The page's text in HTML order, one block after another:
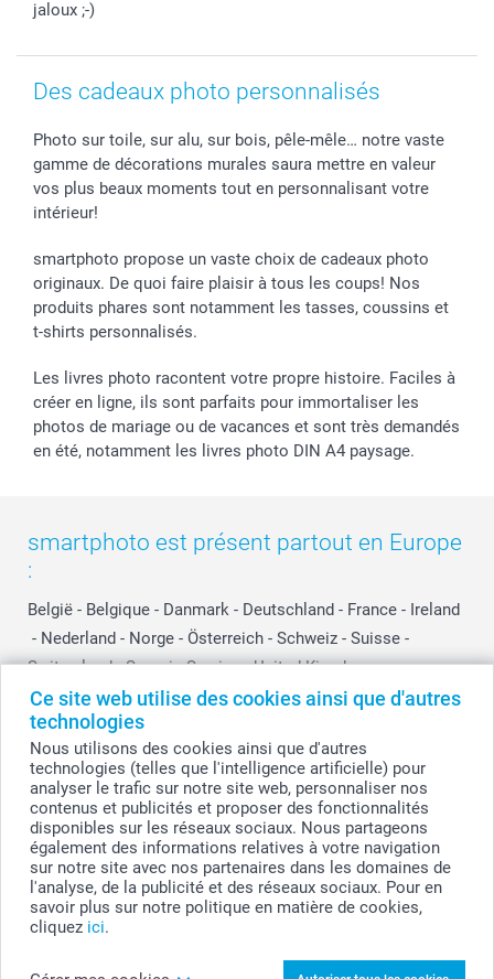
Ce site web utilise des cookies ainsi que d'autres
technologies
Nous utilisons des cookies ainsi que d'autres
technologies (telles que l'intelligence artificielle) pour
analyser le trafic sur notre site web, personnaliser nos
contenus et publicités et proposer des fonctionnalités
disponibles sur les réseaux sociaux. Nous partageons
également des informations relatives à votre navigation
sur notre site avec nos partenaires dans les domaines de
l'analyse, de la publicité et des réseaux sociaux. Pour en
savoir plus sur notre politique en matière de cookies,
cliquez ici.
smartbonus
jaloux ;-)
Des cadeaux photo personnalisés
Photo sur toile, sur alu, sur bois, pêle-mêle… notre vaste
gamme de décorations murales saura mettre en valeur
vos plus beaux moments tout en personnalisant votre
intérieur!
smartphoto propose un vaste choix de cadeaux photo
originaux. De quoi faire plaisir à tous les coups! Nos
produits phares sont notamment les tasses, coussins et
t-shirts personnalisés.
Les livres photo racontent votre propre histoire. Faciles à
créer en ligne, ils sont parfaits pour immortaliser les
photos de mariage ou de vacances et sont très demandés
en été, notamment les livres photo DIN A4 paysage.
smartphoto est présent partout en Europe
:
België - Belgique - Danmark - Deutschland - France - Ireland
- Nederland - Norge - Österreich - Schweiz - Suisse -
Switzerland - Suomi - Sverige - United Kingdom -
Other Countries
© smartphoto group. Tous droits réservés
Tous les prix sont en francs suisses (CHF), TVA incluse et hors frais de port.